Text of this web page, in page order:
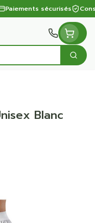
Paiements sécurisés
Blanc